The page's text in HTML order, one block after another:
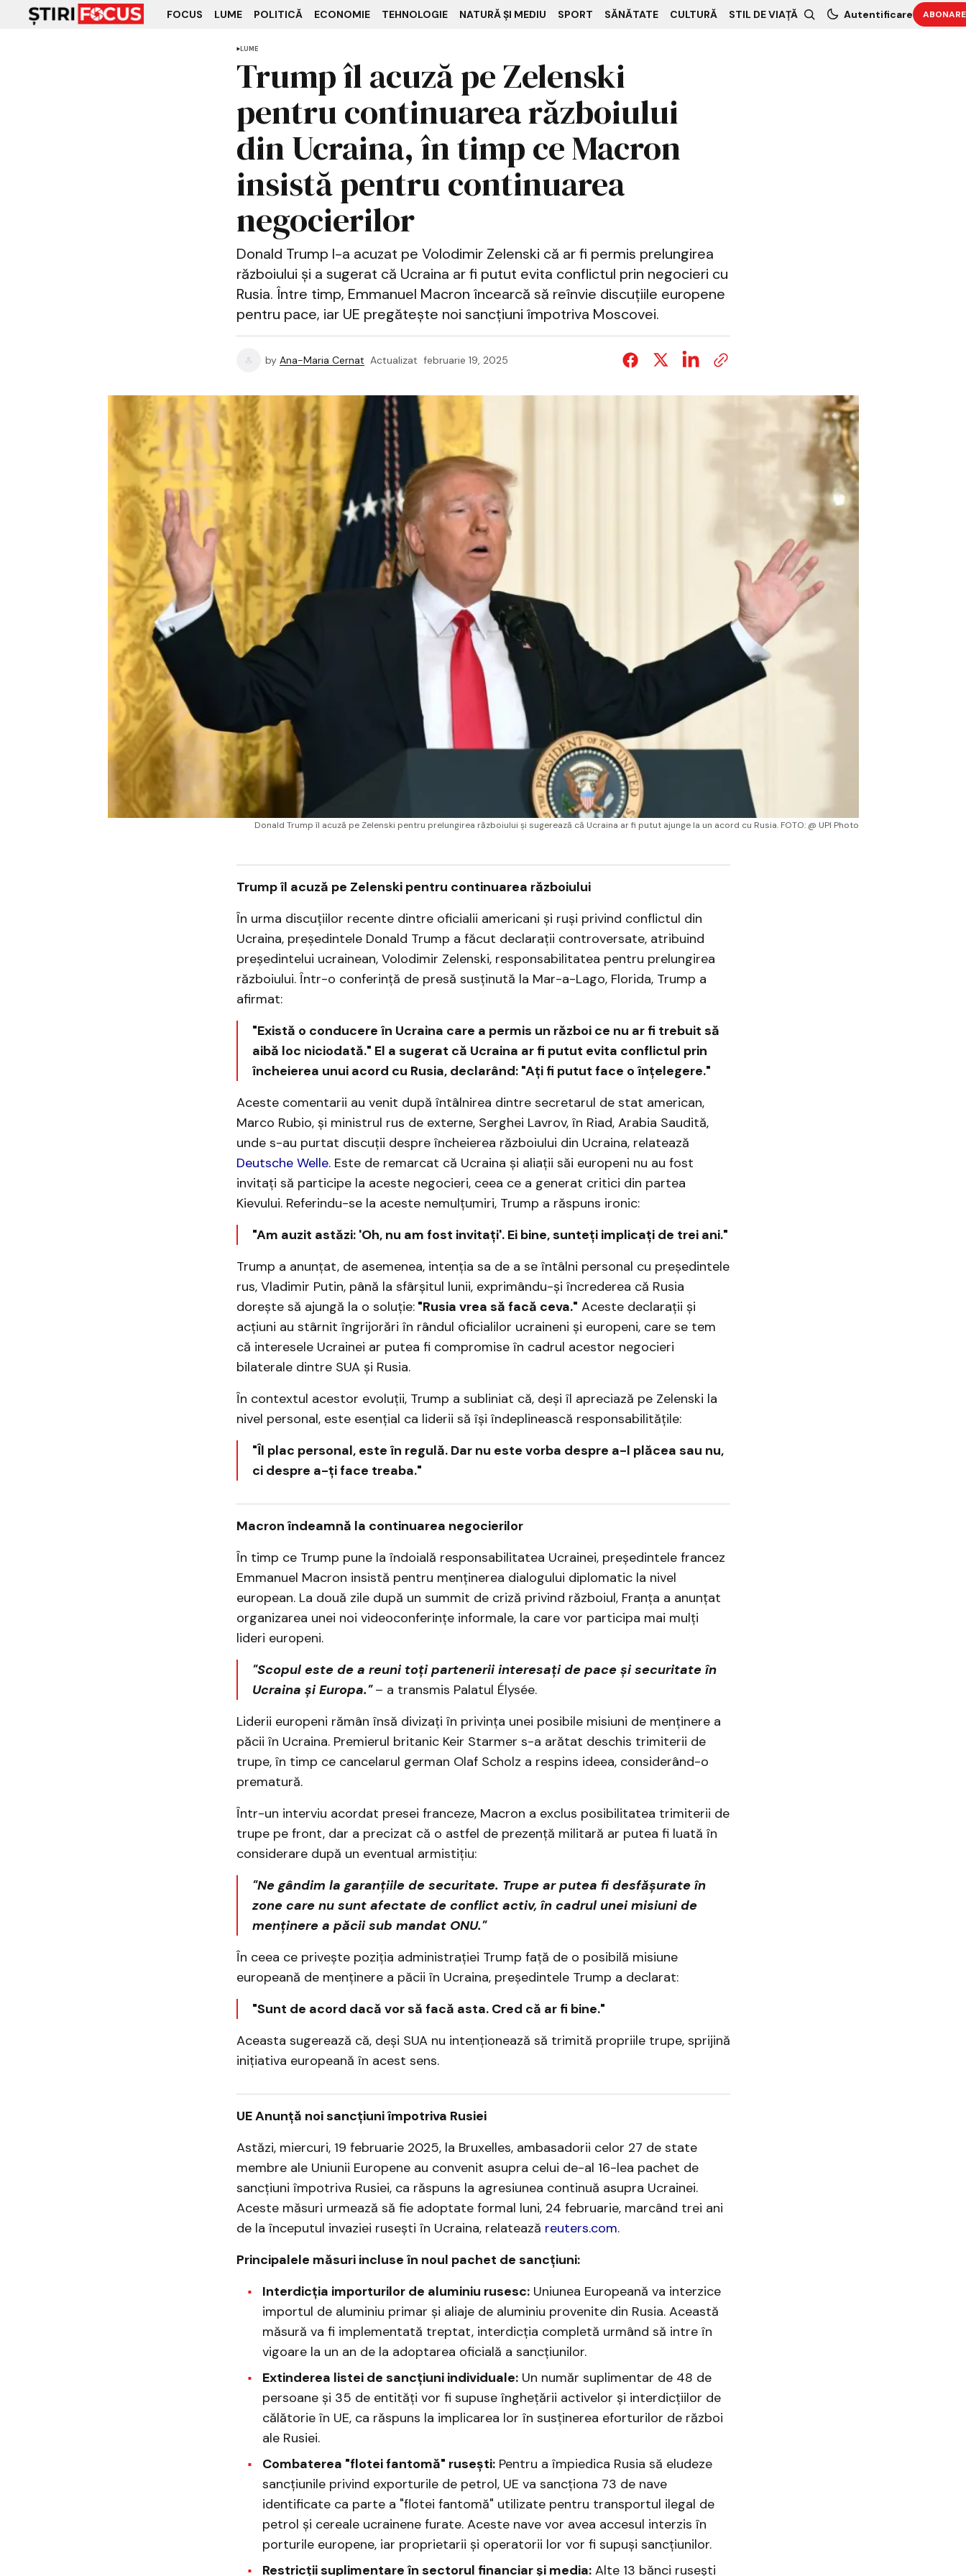
FOCUS LUME POLITICĂ ECONOMIE TEHNOLOGIE NATURĂ ȘI MEDIU SPORT SĂNĂTATE CULTURĂ STIL DE VIAȚĂ Autentificare ABONARE
LUME
Trump îl acuză pe Zelenski
pentru continuarea războiului
din Ucraina, în timp ce Macron
insistă pentru continuarea
negocierilor
Donald Trump l-a acuzat pe Volodimir Zelenski că ar fi permis prelungirea
războiului și a sugerat că Ucraina ar fi putut evita conflictul prin negocieri cu
Rusia. Între timp, Emmanuel Macron încearcă să reînvie discuțiile europene
pentru pace, iar UE pregătește noi sancțiuni împotriva Moscovei.
by Ana-Maria Cernat Actualizat februarie 19, 2025
Donald Trump îl acuză pe Zelenski pentru prelungirea războiului și sugerează că Ucraina ar fi putut ajunge la un acord cu Rusia. FOTO: @ UPI Photo
Trump îl acuză pe Zelenski pentru continuarea războiului
În urma discuțiilor recente dintre oficialii americani și ruși privind conflictul din
Ucraina, președintele Donald Trump a făcut declarații controversate, atribuind
președintelui ucrainean, Volodimir Zelenski, responsabilitatea pentru prelungirea
războiului. Într-o conferință de presă susținută la Mar-a-Lago, Florida, Trump a
afirmat:
"Există o conducere în Ucraina care a permis un război ce nu ar fi trebuit să
aibă loc niciodată." El a sugerat că Ucraina ar fi putut evita conflictul prin
încheierea unui acord cu Rusia, declarând: "Ați fi putut face o înțelegere."
Aceste comentarii au venit după întâlnirea dintre secretarul de stat american,
Marco Rubio, și ministrul rus de externe, Serghei Lavrov, în Riad, Arabia Saudită,
unde s-au purtat discuții despre încheierea războiului din Ucraina, relatează
Deutsche Welle.Este de remarcat că Ucraina și aliații săi europeni nu au fost
invitați să participe la aceste negocieri, ceea ce a generat critici din partea
Kievului. Referindu-se la aceste nemulțumiri, Trump a răspuns ironic:
"Am auzit astăzi: 'Oh, nu am fost invitați'. Ei bine, sunteți implicați de trei ani."
Trump a anunțat, de asemenea, intenția sa de a se întâlni personal cu președintele
rus, Vladimir Putin, până la sfârșitul lunii, exprimându-și încrederea că Rusia
dorește să ajungă la o soluție:"Rusia vrea să facă ceva." Aceste declarații și
acțiuni au stârnit îngrijorări în rândul oficialilor ucraineni și europeni, care se tem
că interesele Ucrainei ar putea fi compromise în cadrul acestor negocieri
bilaterale dintre SUA și Rusia.
În contextul acestor evoluții, Trump a subliniat că, deși îl apreciază pe Zelenski la
nivel personal, este esențial ca liderii să își îndeplinească responsabilitățile:
"Îl plac personal, este în regulă. Dar nu este vorba despre a-l plăcea sau nu,
ci despre a-ți face treaba."
Macron îndeamnă la continuarea negocierilor
În timp ce Trump pune la îndoială responsabilitatea Ucrainei, președintele francez
Emmanuel Macron insistă pentru menținerea dialogului diplomatic la nivel
european. La două zile după un summit de criză privind războiul, Franța a anunțat
organizarea unei noi videoconferințe informale, la care vor participa mai mulți
lideri europeni.
"Scopul este de a reuni toți partenerii interesați de pace și securitate în
Ucraina și Europa." – a transmis Palatul Élysée.
Liderii europeni rămân însă divizați în privința unei posibile misiuni de menținere a
păcii în Ucraina. Premierul britanic Keir Starmer s-a arătat deschis trimiterii de
trupe, în timp ce cancelarul german Olaf Scholz a respins ideea, considerând-o
prematură.
Într-un interviu acordat presei franceze, Macron a exclus posibilitatea trimiterii de
trupe pe front, dar a precizat că o astfel de prezență militară ar putea fi luată în
considerare după un eventual armistițiu:
"Ne gândim la garanțiile de securitate. Trupe ar putea fi desfășurate în
zone care nu sunt afectate de conflict activ, în cadrul unei misiuni de
menținere a păcii sub mandat ONU."
În ceea ce privește poziția administrației Trump față de o posibilă misiune
europeană de menținere a păcii în Ucraina, președintele Trump a declarat:
"Sunt de acord dacă vor să facă asta. Cred că ar fi bine."
Aceasta sugerează că, deși SUA nu intenționează să trimită propriile trupe, sprijină
inițiativa europeană în acest sens.
UE Anunță noi sancțiuni împotriva Rusiei
Astăzi, miercuri, 19 februarie 2025, la Bruxelles, ambasadorii celor 27 de state
membre ale Uniunii Europene au convenit asupra celui de-al 16-lea pachet de
sancțiuni împotriva Rusiei, ca răspuns la agresiunea continuă asupra Ucrainei.
Aceste măsuri urmează să fie adoptate formal luni, 24 februarie, marcând trei ani
de la începutul invaziei rusești în Ucraina, relatează reuters.com.
Principalele măsuri incluse în noul pachet de sancțiuni:
Interdicția importurilor de aluminiu rusesc:Uniunea Europeană va interzice
importul de aluminiu primar și aliaje de aluminiu provenite din Rusia. Această
măsură va fi implementată treptat, interdicția completă urmând să intre în
vigoare la un an de la adoptarea oficială a sancțiunilor.
Extinderea listei de sancțiuni individuale:Un număr suplimentar de 48 de
persoane și 35 de entități vor fi supuse înghețării activelor și interdicțiilor de
călătorie în UE, ca răspuns la implicarea lor în susținerea eforturilor de război
ale Rusiei.
Combaterea "flotei fantomă" rusești:Pentru a împiedica Rusia să eludeze
sancțiunile privind exporturile de petrol, UE va sancționa 73 de nave
identificate ca parte a "flotei fantomă" utilizate pentru transportul ilegal de
petrol și cereale ucrainene furate. Aceste nave vor avea accesul interzis în
porturile europene, iar proprietarii și operatorii lor vor fi supuși sancțiunilor.
Restricții suplimentare în sectorul financiar și media:Alte 13 bănci rusești